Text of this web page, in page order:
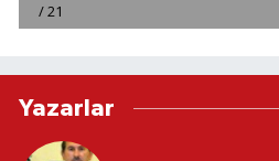
Yazarlar